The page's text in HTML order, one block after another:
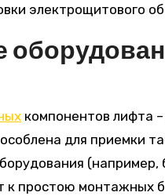
электрощитового
компонентов лифта
для приемки
к простою монтажных